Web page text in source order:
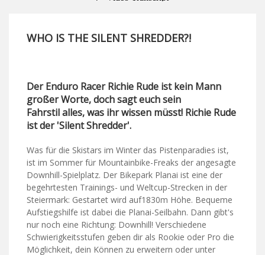
WHO IS THE SILENT SHREDDER?!
Der Enduro Racer Richie Rude ist kein Mann
großer Worte, doch sagt euch sein
Fahrstil alles, was ihr wissen müsst! Richie Rude
ist der 'Silent Shredder'.
Was für die Skistars im Winter das Pistenparadies ist,
ist im Sommer für Mountainbike-Freaks der angesagte
Downhill-Spielplatz. Der Bikepark Planai ist eine der
begehrtesten Trainings- und Weltcup-Strecken in der
Steiermark: Gestartet wird auf1830m Höhe. Bequeme
Aufstiegshilfe ist dabei die Planai-Seilbahn. Dann gibt's
nur noch eine Richtung: Downhill! Verschiedene
Schwierigkeitsstufen geben dir als Rookie oder Pro die
Möglichkeit, dein Können zu erweitern oder unter